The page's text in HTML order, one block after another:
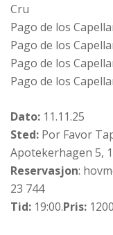
Cru
Pago de los
Pago de los
Pago de los
Pago de los
Dato: 11.11.25
Sted: Por Favor
Apotekerhagen 5,
Reservasjon:
23 744
Tid: 19:00.Pris: